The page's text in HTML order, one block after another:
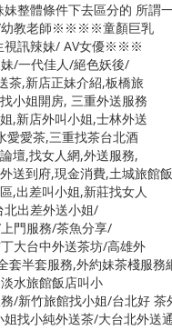
整體條件下去區分的 所謂
/幼教老師※※※※童顏巨乳
視訊辣妹/ AV女優※※※
/一代佳人/絕色妖後/
茶,新店正妹介紹,板橋旅
小姐開房, 三重外送服務
,新店外叫小姐,士林外送
愛愛茶,三重找茶台北酒
壇,找女人網,外送服務,
送到府,現金消費,土城旅館
,出差叫小姐,新莊找女人
出差外送小姐/
門服務/茶魚分享/
大台中外送茶坊/高雄外
套半套服務,外約妹茶棧服務
水旅館飯店叫小
/新竹旅館找小姐/台北好
找小純外送茶/大台北外送